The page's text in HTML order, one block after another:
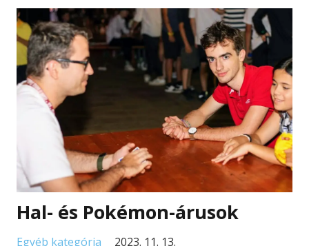
Hal- és Pokémon-árusok
Egyéb kategória 2023. 11. 13.